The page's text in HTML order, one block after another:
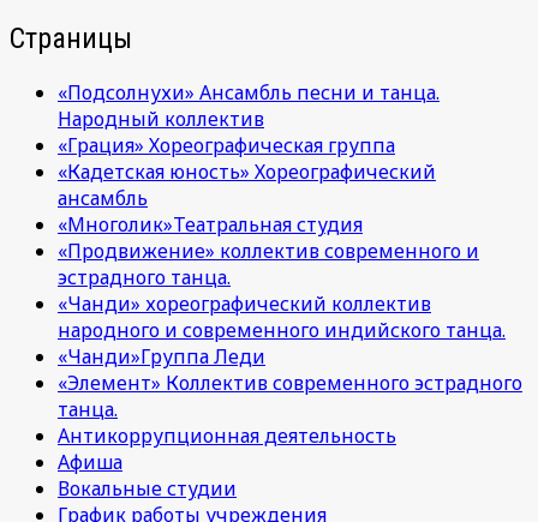
Страницы
«Подсолнухи» Ансамбль песни и танца.
Народный коллектив
«Грация» Хореографическая группа
«Кадетская юность» Хореографический
ансамбль
«Многолик»Театральная студия
«Продвижение» коллектив современного и
эстрадного танца.
«Чанди» хореографический коллектив
народного и современного индийского танца.
«Чанди»Группа Леди
«Элемент» Коллектив современного эстрадного
танца.
Антикоррупционная деятельность
Афиша
Вокальные студии
График работы учреждения